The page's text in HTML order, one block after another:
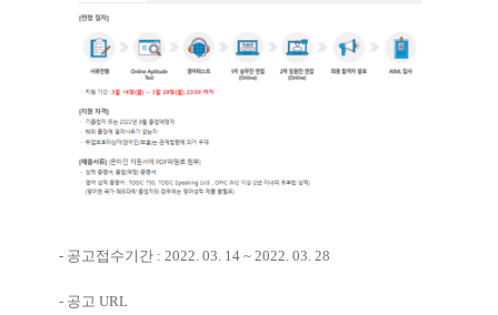
- 공고접수기간 : 2022. 03. 14 ~ 2022. 03. 28
- 공고 URL